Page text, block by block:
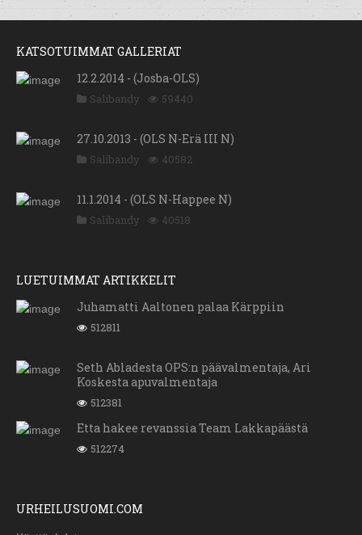
KATSOTUIMMAT GALLERIAT
12.2.2014 - (Josba-OLS)
Salibandy 59440
27.10.2013 - (OLS N-Erä III N)
Salibandy 40582
11.1.2014 - (OLS N-Happee N)
Salibandy 40518
LUETUIMMAT ARTIKKELIT
Juhamatti Aaltonen palaa Kärppiin
512811
Seth Abladesta OPS:n päävalmentaja, Ari
Koskesta apuvalmentaja
512381
Etta hakee revanssia Team Lakkapäästä
512274
URHEILUSUOMI.COM